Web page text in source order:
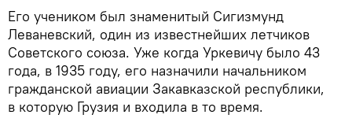
Его учеником был знаменитый Сигизмунд
Леваневский, один из известнейших летчиков
Советского союза. Уже когда Уркевичу было 43
года, в 1935 году, его назначили начальником
гражданской авиации Закавказской республики,
в которую Грузия и входила в то время.